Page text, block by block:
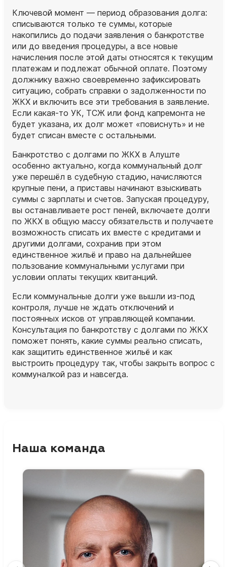
Ключевой момент — период образования долга:
списываются только те суммы, которые
накопились до подачи заявления о банкротстве
или до введения процедуры, а все новые
начисления после этой даты относятся к текущим
платежам и подлежат обычной оплате. Поэтому
должнику важно своевременно зафиксировать
ситуацию, собрать справки о задолженности по
ЖКХ и включить все эти требования в заявление.
Если какая‑то УК, ТСЖ или фонд капремонта не
будет указана, их долг может «повиснуть» и не
будет списан вместе с остальными.
Банкротство с долгами по ЖКХ в Алуште
особенно актуально, когда коммунальный долг
уже перешёл в судебную стадию, начисляются
крупные пени, а приставы начинают взыскивать
суммы с зарплаты и счетов. Запуская процедуру,
вы останавливаете рост пеней, включаете долги
по ЖКХ в общую массу обязательств и получаете
возможность списать их вместе с кредитами и
другими долгами, сохранив при этом
единственное жильё и право на дальнейшее
пользование коммунальными услугами при
условии оплаты текущих квитанций.
Если коммунальные долги уже вышли из‑под
контроля, лучше не ждать отключений и
постоянных исков от управляющей компании.
Консультация по банкротству с долгами по ЖКХ
поможет понять, какие суммы реально списать,
как защитить единственное жильё и как
выстроить процедуру так, чтобы закрыть вопрос с
коммуналкой раз и навсегда.
Наша команда